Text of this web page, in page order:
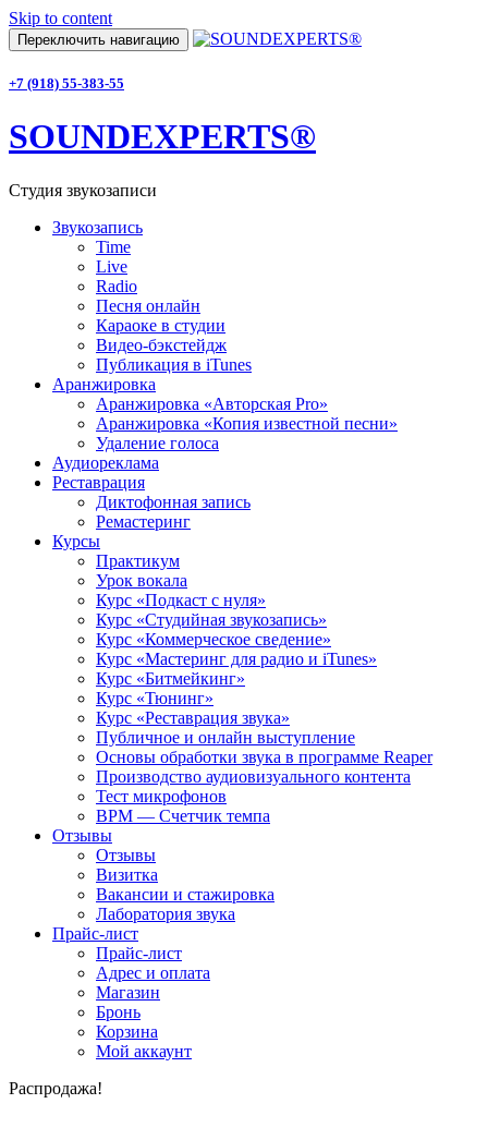
Skip to content
Переключить навигацию
+7 (918) 55-383-55
SOUNDEXPERTS®
Студия звукозаписи
Звукозапись
Time
Live
Radio
Песня онлайн
Караоке в студии
Видео-бэкстейдж
Публикация в iTunes
Аранжировка
Аранжировка «Авторская Pro»
Аранжировка «Копия известной песни»
Удаление голоса
Аудиореклама
Реставрация
Диктофонная запись
Ремастеринг
Курсы
Практикум
Урок вокала
Курс «Подкаст с нуля»
Курс «Студийная звукозапись»
Курс «Коммерческое сведение»
Курс «Мастеринг для радио и iTunes»
Курс «Битмейкинг»
Курс «Тюнинг»
Курс «Реставрация звука»
Публичное и онлайн выступление
Основы обработки звука в программе Reaper
Производство аудиовизуального контента
Тест микрофонов
BPM — Счетчик темпа
Отзывы
Отзывы
Визитка
Вакансии и стажировка
Лаборатория звука
Прайс-лист
Прайс-лист
Адрес и оплата
Магазин
Бронь
Корзина
Мой аккаунт
Распродажа!